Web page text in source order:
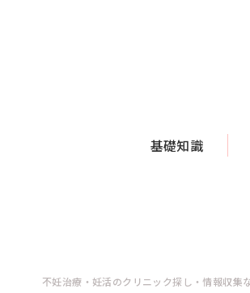
基礎知識
不妊治療・妊活のクリニック探し・情報収集